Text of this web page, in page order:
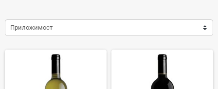
Приложимост